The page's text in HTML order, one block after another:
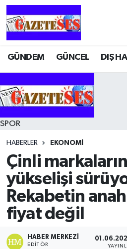
GÜNDEM GÜNCEL DIŞ
SPOR
HABERLER EKONOMİ
Çinli
yükselişi
Rekabetin
fiyat değil
HABER MERKEZI
EDITÖR